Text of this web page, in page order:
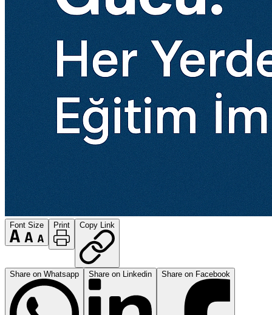
Font Size Print Copy Link
Share on Whatsapp Share on Linkedin Share on Facebook